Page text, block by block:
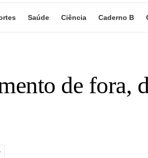
Saúde Ciência Caderno B
de fora,